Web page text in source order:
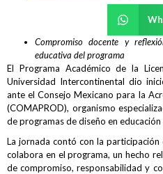
Compromiso docente y
educativa del programa
El Programa Académico de la
Universidad Intercontinental dio
ante el Consejo Mexicano para la
(COMAPROD), organismo
de programas de diseño en educación
La jornada contó con la
colabora en el programa, un hecho
de compromiso, responsabilidad y